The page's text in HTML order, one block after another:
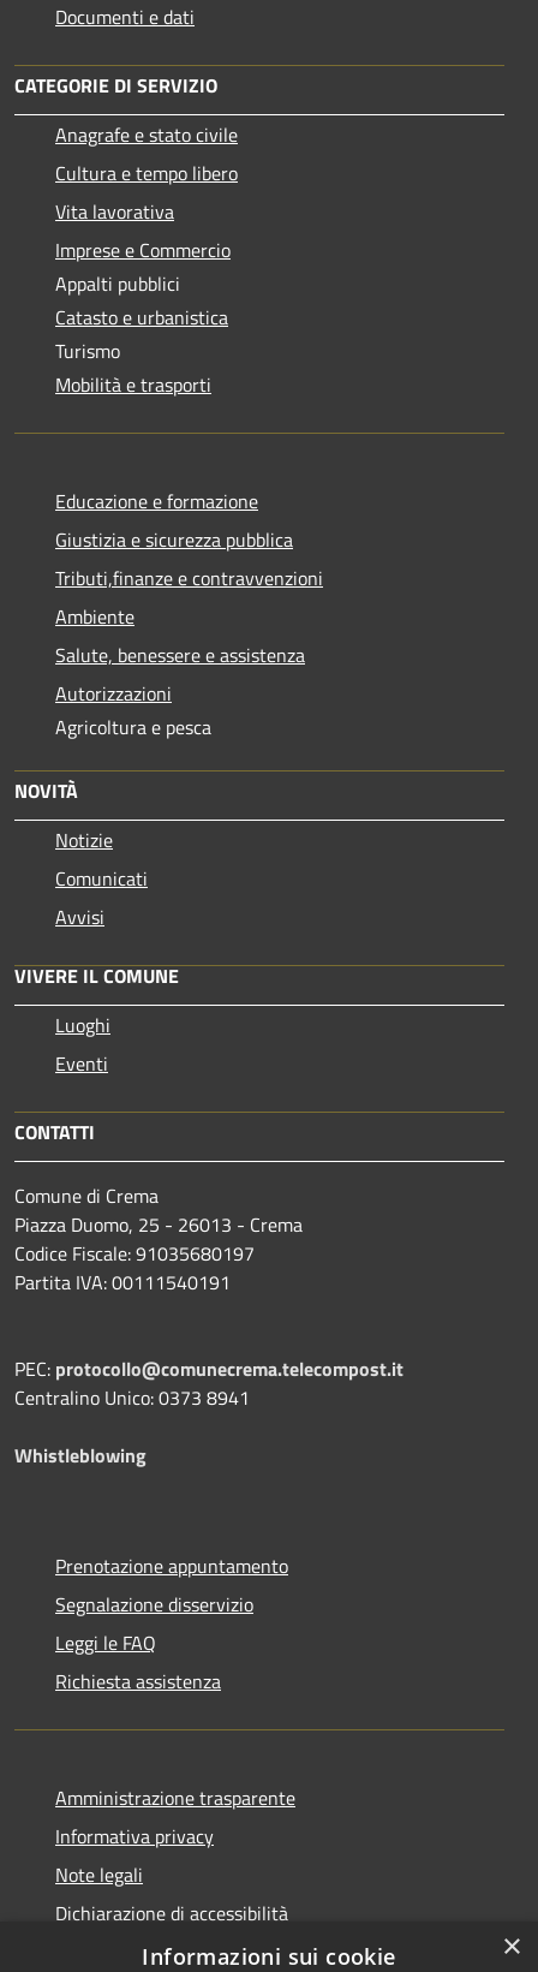
Documenti e dati
CATEGORIE DI SERVIZIO
Anagrafe e stato civile
Cultura e tempo libero
Vita lavorativa
Imprese e Commercio
Appalti pubblici
Catasto e urbanistica
Turismo
Mobilità e trasporti
Educazione e formazione
Giustizia e sicurezza pubblica
Tributi,finanze e contravvenzioni
Ambiente
Salute, benessere e assistenza
Autorizzazioni
Agricoltura e pesca
NOVITÀ
Notizie
Comunicati
Avvisi
VIVERE IL COMUNE
Luoghi
Eventi
CONTATTI
Comune di Crema
Piazza Duomo, 25 - 26013 - Crema
Codice Fiscale: 91035680197
Partita IVA: 00111540191
PEC: protocollo@comunecrema.telecompost.it
Centralino Unico: 0373 8941
Whistleblowing
Prenotazione appuntamento
Segnalazione disservizio
Leggi le FAQ
Richiesta assistenza
Amministrazione trasparente
Informativa privacy
Note legali
Dichiarazione di accessibilità
Piano di miglioramento dei servizi
×
Informazioni sui cookie